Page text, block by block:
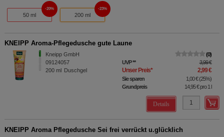
50 ml
20%
200 ml
23%
KNEIPP Aroma-Pflegedusche gute Laune
Kneipp GmbH
09124057
200 ml Duschgel
0
UVP** 3,99 €
Unser Preis* 2,99 €
Sie sparen 1,00 €(25%)
Grundpreis
14,95 €pro 1 l
Details
KNEIPP Aroma Pflegedusche Sei frei verrückt u.glücklich